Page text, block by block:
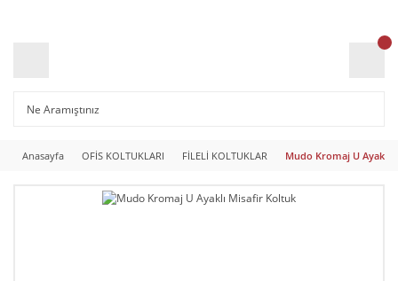
Anasayfa OFİS KOLTUKLARI FİLELİ KOLTUKLAR Mudo Kromaj U Ayaklı